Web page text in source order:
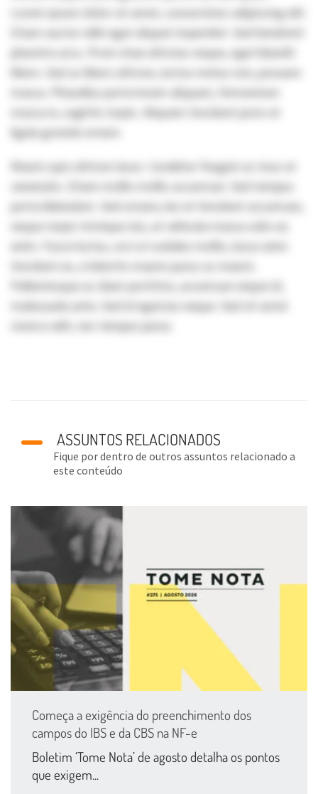
Lorem ipsum dolor sit amet, consectetur adipiscing elit.
Etiam auctor nibh eget aliquet imperdiet. Sed hendrerit
pharetra arcu. Proin vitae ultricies neque, eget blandit
libero. Sed ac libero ultrices, luctus metus non, posuere
massa. Phasellus porta lorem aliquam, fermentum
massa in, sagittis turpis. Aliquam tincidunt justo et
ligula gravida ornare.
Mauris quis ultrices lacus. Curabitur feugiat ac risus at
venenatis. Etiam mollis mollis accumsan. Sed tempus
porta bibendum. Sed ornare, leo et tincidunt accumsan,
neque turpis tristique nisi, at vehicula massa odio eu
enim. Fusce luctus, orci ut sodales mollis, lacus enim
tincidunt ex, a lobortis mauris purus ac mauris.
Pellentesque ac diam porttitor, accumsan neque id,
malesuada ante. Sed id egestas neque. Sed sit amet
viverra velit, nec tempus purus.
ASSUNTOS RELACIONADOS
Fique por dentro de outros assuntos relacionado a
este conteúdo
Começa a exigência do preenchimento dos
campos do IBS e da CBS na NF-e
Boletim ‘Tome Nota’ de agosto detalha os pontos
que exigem...